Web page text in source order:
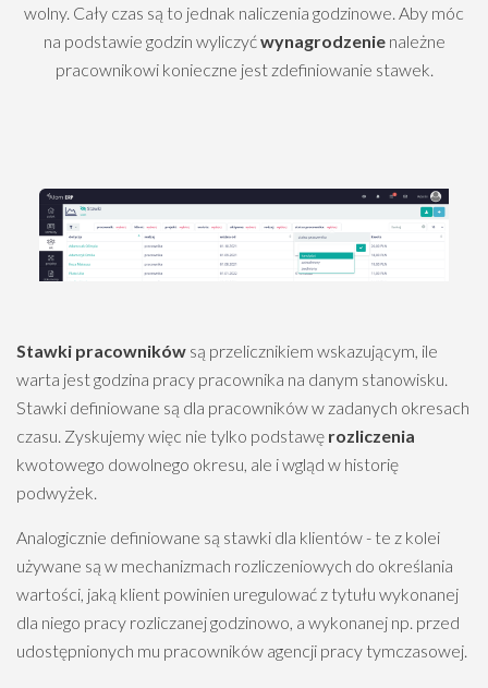
wolny. Cały czas są to jednak naliczenia godzinowe. Aby móc
na podstawie godzin wyliczyćwynagrodzenie należne
pracownikowi konieczne jest zdefiniowanie stawek.
Stawki pracowników są przelicznikiem wskazującym, ile
warta jest godzina pracy pracownika na danym stanowisku.
Stawki definiowane są dla pracowników w zadanych okresach
czasu. Zyskujemy więc nie tylko podstawę rozliczenia
kwotowego dowolnego okresu, ale i wgląd w historię
podwyżek.
Analogicznie definiowane są stawki dla klientów - te z kolei
używane są w mechanizmach rozliczeniowych do określania
wartości, jaką klient powinien uregulować z tytułu wykonanej
dla niego pracy rozliczanej godzinowo, a wykonanej np. przed
udostępnionych mu pracowników agencji pracy tymczasowej.